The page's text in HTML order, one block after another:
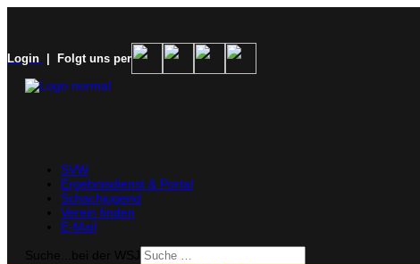
Login | Folgt uns per
SVW
Ergebnisdienst & Portal
Schachjugend
Verein finden
E-Mail